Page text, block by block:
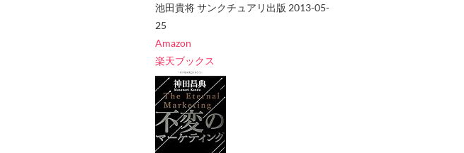
池田貴将 サンクチュアリ出版 2013-05-
25
Amazon
楽天ブックス